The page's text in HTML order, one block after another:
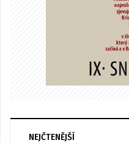
NEJČTENĚJŠÍ